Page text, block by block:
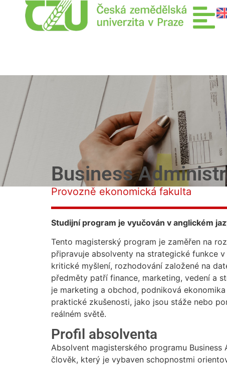
Business
Provozně ekonomická fakulta
Studijní program je vyučován v anglickém
Tento magisterský program je zaměřen na
připravuje absolventy na strategické funkce
kritické myšlení, rozhodování založené na
předměty patří finance, marketing, vedení a
je marketing a obchod, podniková
praktické zkušenosti, jako jsou stáže nebo
reálném světě.
Profil absolventa
Absolvent magisterského programu
člověk, který je vybaven schopnostmi